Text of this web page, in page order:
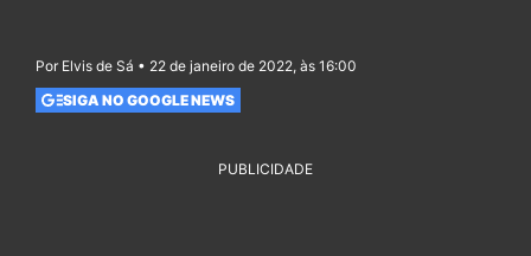
Por Elvis de Sá • 22 de janeiro de 2022, às 16:00
SIGA NO GOOGLE NEWS
PUBLICIDADE